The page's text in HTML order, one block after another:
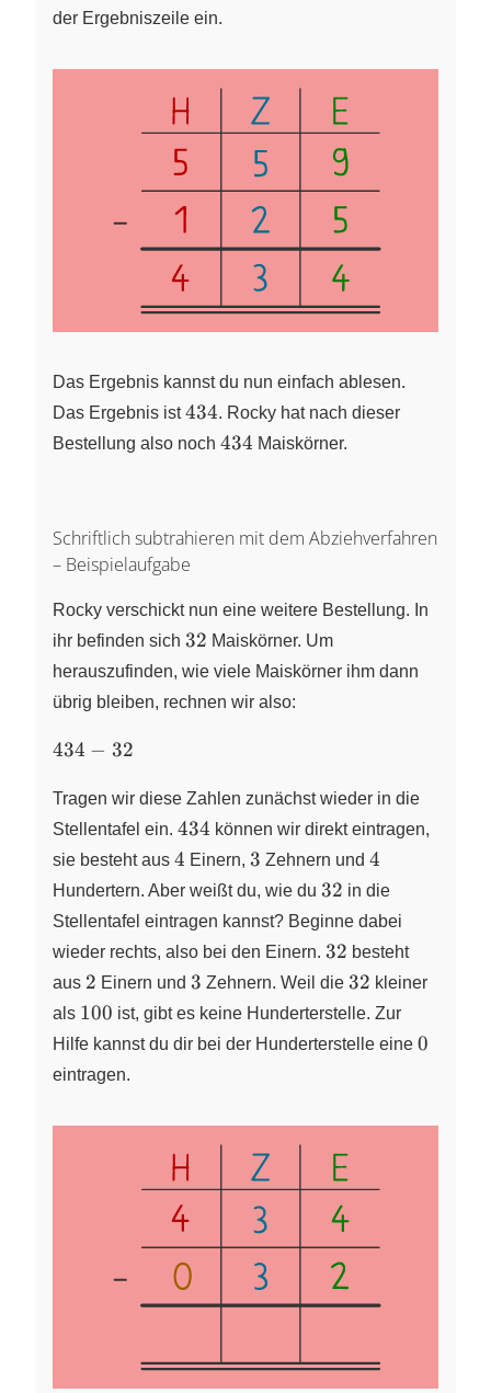
der Ergebniszeile ein.
Das Ergebnis kannst du nun einfach ablesen.
Das Ergebnis ist434
434. Rocky hat nach dieser
Bestellung also noch 434
434 Maiskörner.
Schriftlich subtrahieren mit dem Abziehverfahren
– Beispielaufgabe
Rocky verschickt nun eine weitere Bestellung. In
ihr befinden sich 32
32 Maiskörner. Um
herauszufinden, wie viele Maiskörner ihm dann
übrig bleiben, rechnen wir also:
434
32
434 − 32
Tragen wir diese Zahlen zunächst wieder in die
Stellentafel ein. 434
434 können wir direkt eintragen,
sie besteht aus 4
4 Einern, 3
3 Zehnern und 4
4
Hundertern. Aber weißt du, wie du 32
32 in die
Stellentafel eintragen kannst? Beginne dabei
wieder rechts, also bei den Einern. 32
32 besteht
aus 2
2 Einern und 3
3 Zehnern. Weil die 32
32 kleiner
als 100
100 ist, gibt es keine Hunderterstelle. Zur
Hilfe kannst du dir bei der Hunderterstelle eine 0
0
eintragen.